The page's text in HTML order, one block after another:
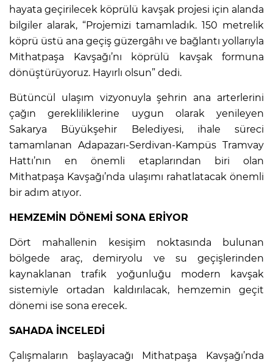
hayata geçirilecek köprülü kavşak projesi için alanda
bilgiler alarak, “Projemizi tamamladık. 150 metrelik
köprü üstü ana geçiş güzergâhı ve bağlantı yollarıyla
Mithatpaşa Kavşağı’nı köprülü kavşak formuna
dönüştürüyoruz. Hayırlı olsun” dedi.
Bütüncül ulaşım vizyonuyla şehrin ana arterlerini
çağın gerekliliklerine uygun olarak yenileyen
Sakarya Büyükşehir Belediyesi, ihale süreci
tamamlanan Adapazarı-Serdivan-Kampüs Tramvay
Hattı’nın en önemli etaplarından biri olan
Mithatpaşa Kavşağı’nda ulaşımı rahatlatacak önemli
bir adım atıyor.
HEMZEMİN DÖNEMİ SONA ERİYOR
Dört mahallenin kesişim noktasında bulunan
bölgede araç, demiryolu ve su geçişlerinden
kaynaklanan trafik yoğunluğu modern kavşak
sistemiyle ortadan kaldırılacak, hemzemin geçit
dönemi ise sona erecek.
SAHADA İNCELEDİ
Çalışmaların başlayacağı Mithatpaşa Kavşağı’nda